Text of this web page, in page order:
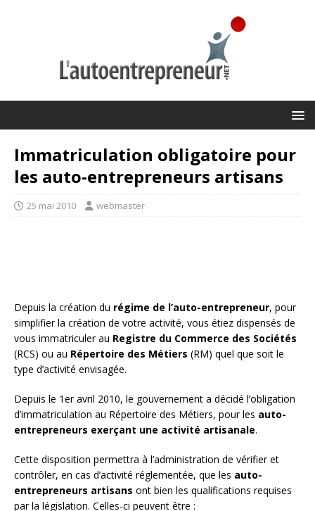
Immatriculation obligatoire pour
les auto-entrepreneurs artisans
25 mai 2010 webmaster
Depuis la création du régime de l’auto-entrepreneur, pour
simplifier la création de votre activité, vous étiez dispensés de
vous immatriculer au Registre du Commerce des Sociétés
(RCS) ou au Répertoire des Métiers (RM) quel que soit le
type d’activité envisagée.
Depuis le 1er avril 2010, le gouvernement a décidé l’obligation
d’immatriculation au Répertoire des Métiers, pour les auto-
entrepreneurs exerçant une activité artisanale.
Cette disposition permettra à l’administration de vérifier et
contrôler, en cas d’activité réglementée, que les auto-
entrepreneurs artisans ont bien les qualifications requises
par la législation. Celles-ci peuvent être :